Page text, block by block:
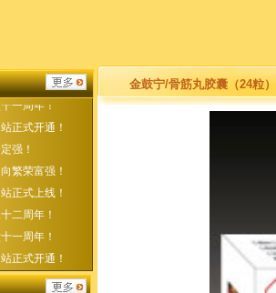
二周年！
一周年！
正式开通！
强！
繁荣富强！
正式上线！
二周年！
一周年！
正式开通！
金鼓宁/骨筋丸胶囊（24粒）